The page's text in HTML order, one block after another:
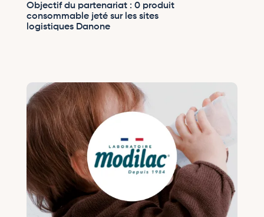
Objectif du partenariat : 0 produit
consommable jeté sur les sites
logistiques Danone